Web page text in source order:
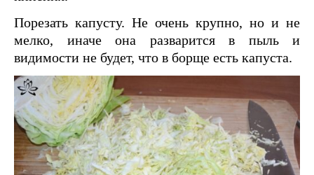
Порезать капусту. Не очень крупно, но и не
мелко, иначе она разварится в пыль и
видимости не будет, что в борще есть капуста.